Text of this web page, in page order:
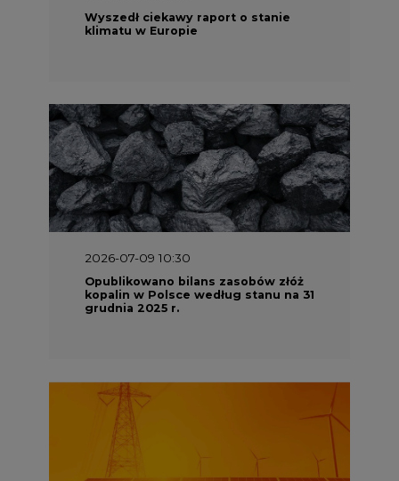
Wyszedł ciekawy raport o stanie
klimatu w Europie
2026-07-09 10:30
Opublikowano bilans zasobów złóż
kopalin w Polsce według stanu na 31
grudnia 2025 r.